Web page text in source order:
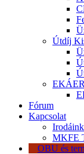
Útdíj
EKÁER
Fórum
Kapcsolat
MKFE
OBU és